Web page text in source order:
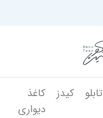
تابلو کیدز
کاغذ
دیواری